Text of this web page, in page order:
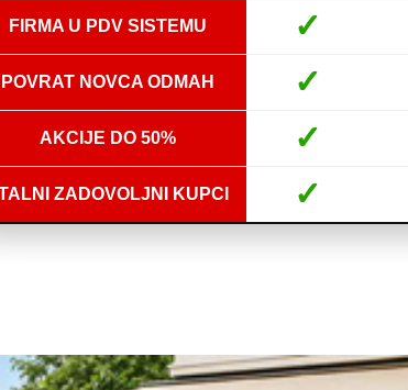
FIRMA U PDV SISTEMU ✓
POVRAT NOVCA ODMAH ✓
AKCIJE DO 50% ✓
ZADOVOLJNI KUPCI ✓